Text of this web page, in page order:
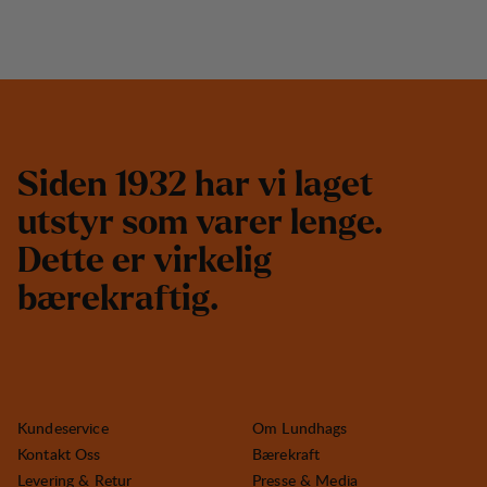
Siden 1932 har vi laget
utstyr som varer lenge.
Dette er virkelig
bærekraftig.
Kundeservice
Kontakt Oss
Levering & Retur
Om Lundhags
Bærekraft
Presse & Media